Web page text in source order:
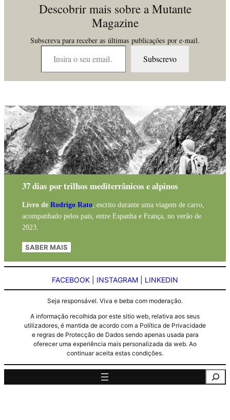
Descobrir mais sobre a Mutante
Magazine
Subscreva para receber as últimas publicações por e-mail.
Insira o seu email…
Subscrevo
37 dias por trilhos mediterrânicos e alpinos
Livro de Rodrigo Rato, escrito durante uma viagem de carro,
acompanhado pelos pais, entre Espanha e França, no verão de
2023.
SABER MAIS
FACEBOOK INSTAGRAM LINKEDIN
Seja responsável. Viva e beba com moderação.
A informação recolhida por este sitio web, relativa aos seus
utilizadores, é mantida de acordo com a Política de Privacidade
e regras de Protecção de Dados sendo apenas usada para
oferecer uma experiência mais personalizada da web. Ao
continuar aceita estas condições.